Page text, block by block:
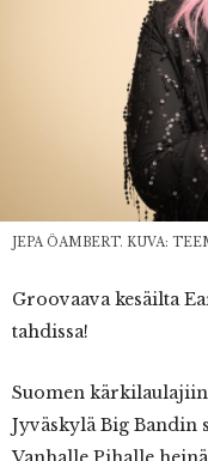
JEPA ÖAMBERT. KUVA:
Groovaava kesäilta
tahdissa!
Suomen kärkilaulajiin
Jyväskylä Big